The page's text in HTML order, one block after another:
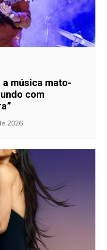
música mato-
com
2026